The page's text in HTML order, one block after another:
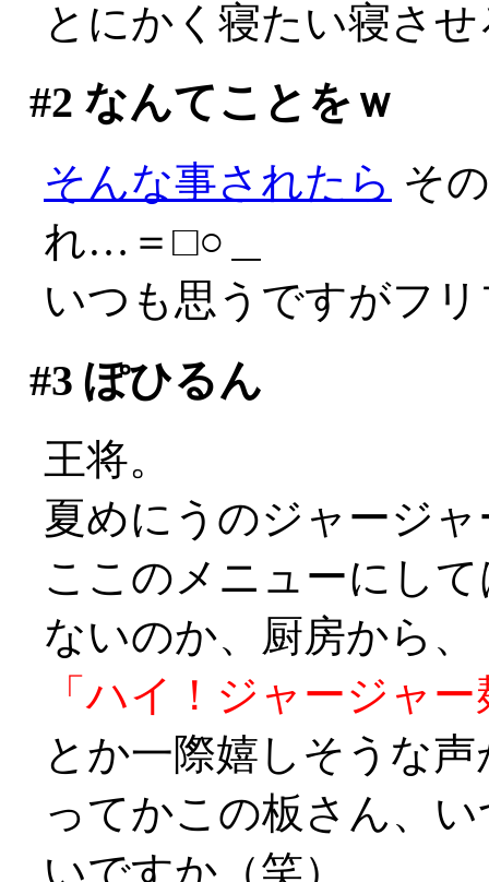
とにかく寝たい寝さ
#2 なんてことをｗ
そんな事されたら そ
れ…＝□○＿
いつも思うですがフ
#3 ぽひるん
王将。
夏めにうのジャージ
ここのメニューにし
ないのか、厨房から、
「ハイ！ジャージャ
とか一際嬉しそうな
ってかこの板さん、
いですか（笑）